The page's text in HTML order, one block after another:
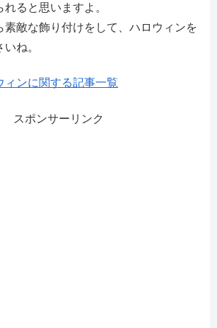
ると思いますよ。
素敵な飾り付けをして、ハロウィンを
ね。
ィンに関する記事一覧
スポンサーリンク